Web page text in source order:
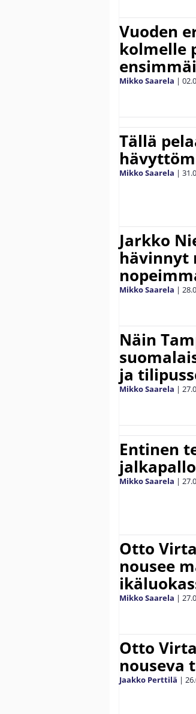
Vuoden
kolmelle
Mikko Saarela |
Tällä
Mikko Saarela |
Jarkko
hävinnyt
Mikko Saarela |
Näin
ja
Mikko Saarela |
Entinen
Mikko Saarela |
Otto
nousee
Mikko Saarela |
Otto
nouseva
Jaakko Perttilä |